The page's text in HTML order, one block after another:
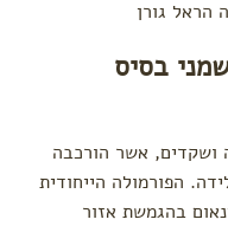
גורן
בסיס
ושקדים, אשר הורכבה
הפורמולה הייחודית
בהגמשת אזור